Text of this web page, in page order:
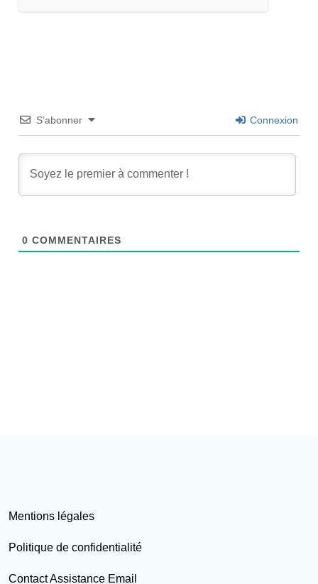
S’abonner Connexion
0 COMMENTAIRES
Mentions légales
Politique de confidentialité
Contact Assistance Email